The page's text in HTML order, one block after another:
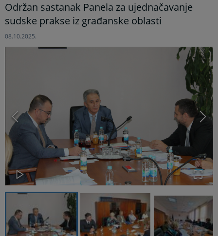
Održan sastanak Panela za ujednačavanje
sudske prakse iz građanske oblasti
08.10.2025.